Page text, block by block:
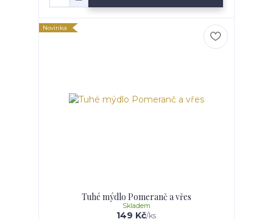
Novinka
Tuhé mýdlo Pomeranč a vřes
149 Kč/ks
Skladem